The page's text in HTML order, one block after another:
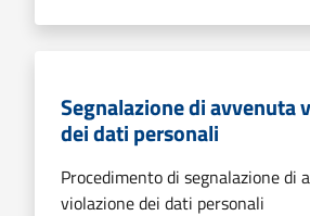
Segnalazione di avvenuta
dei dati personali
Procedimento di segnalazione di
violazione dei dati personali